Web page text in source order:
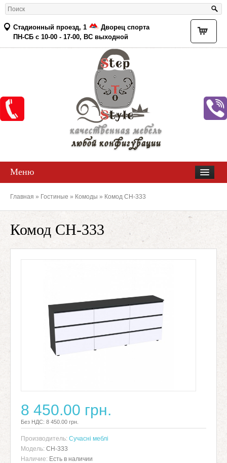
Стадионный проезд, 1
Дворец спорта
ПН-СБ с 10-00 - 17-00, ВС выходной
качественная мебель
любой конфигурации
Меню
Главная » Гостиные » Комоды » Комод СН-333
Комод СН-333
8 450.00 грн.
Без НДС: 8 450.00 грн.
Производитель: Сучасні меблі
Модель: СН-333
Наличие: Есть в наличии